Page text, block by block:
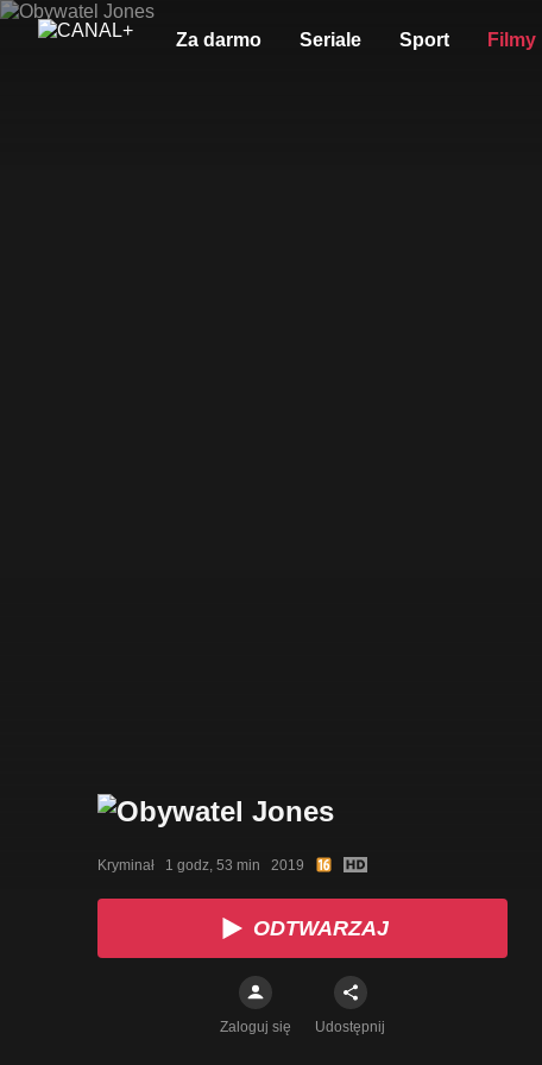
Za darmo Seriale Sport Filmy
Kryminał   1 godz, 53 min   2019
ODTWARZAJ
Zaloguj się Udostępnij